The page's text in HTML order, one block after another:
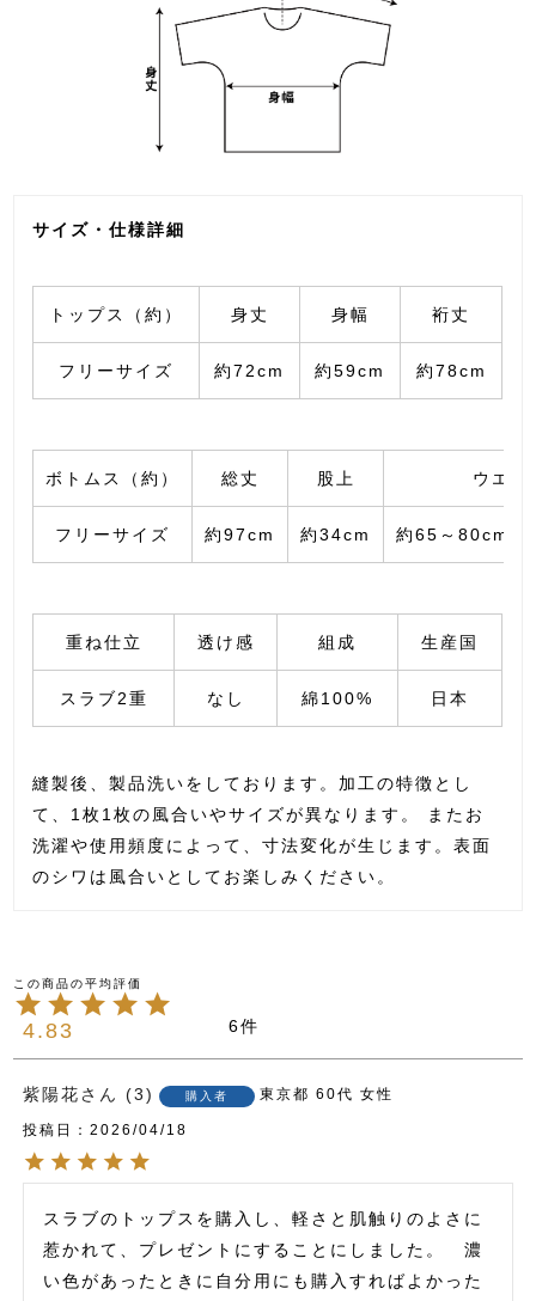
サイズ・仕様詳細
トップス（約） 身丈 身幅 裄丈
フリーサイズ 約72cm 約59cm 約78cm
ボトムス（約） 総丈 股上 ウエス
フリーサイズ 約97cm 約34cm 約65～80cm（
重ね仕立 透け感 組成 生産国
スラブ2重 なし 綿100% 日本
縫製後、製品洗いをしております。加工の特徴とし
て、1枚1枚の風合いやサイズが異なります。 またお
洗濯や使用頻度によって、寸法変化が生じます。表面
のシワは風合いとしてお楽しみください。
4.83 6
紫陽花 3 購入者 東京都 60代 女性
投稿日 2026/04/18
スラブのトップスを購入し、軽さと肌触りのよさに
惹かれて、プレゼントにすることにしました。　濃
い色があったときに自分用にも購入すればよかった